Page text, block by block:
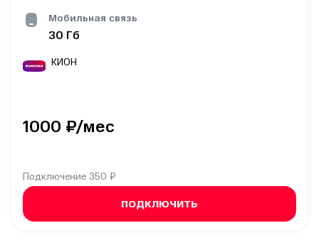
Мобильная связь
30 Гб
КИОН
1000 ₽/мес
Подключение 350 ₽
ПОДКЛЮЧИТЬ